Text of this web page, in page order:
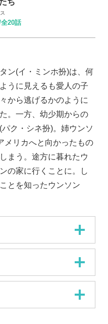
ち
20話
ン(イ・ミンホ扮)は、何
うに見えるも愛人の子
から逃げるかのように
。一方、幼少期からの
ク・シネ扮)。姉ウンソ
メリカへと向かったもの
まう。途方に暮れたウ
の家に行くことに。し
とを知ったウンソン